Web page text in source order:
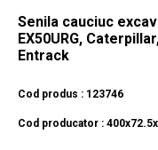
Senila cauciuc
EX50URG,
Entrack
Cod produs : 123746
Cod producator :